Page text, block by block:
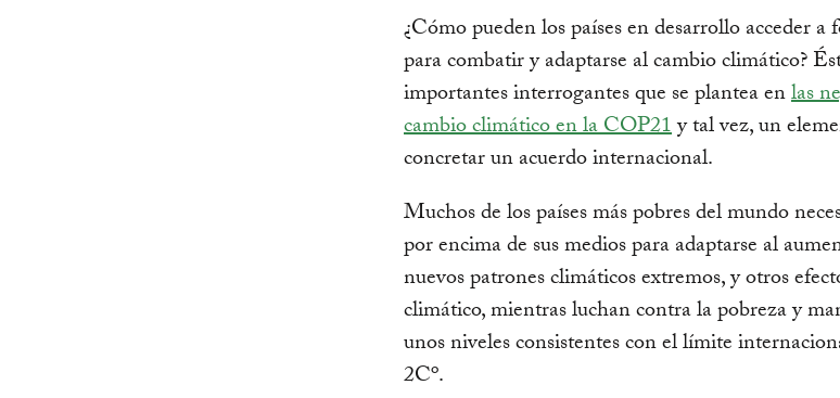
¿Cómo pueden los países en desarrollo acceder
para combatir y adaptarse al cambio climático?
importantes interrogantes que se plantea enlas
cambio climático en la COP21y tal vez, un
concretar un acuerdo internacional.
Muchos de los países más pobres del mundo
por encima de sus medios para adaptarse al
nuevos patrones climáticos extremos, y otros
climático, mientras luchan contra la pobreza y
unos niveles consistentes con el límite
2Co.